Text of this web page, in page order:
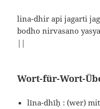
lina-dhir api jagarti
bodho nirvasano
||
Wort-für-Wort-
līna-dhīḥ : (wer)